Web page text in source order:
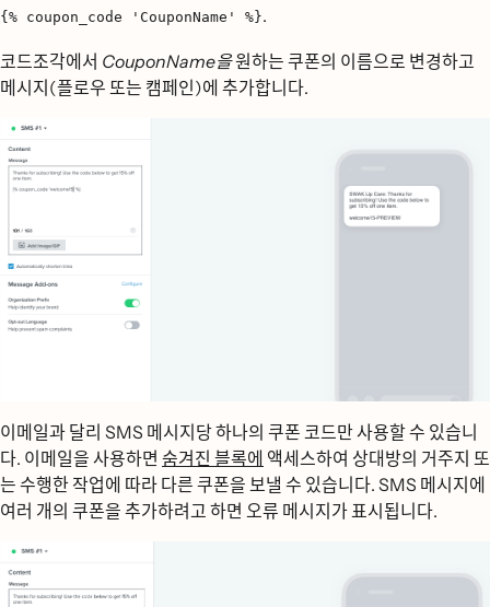
{% coupon_code 'CouponName' %}.
코드조각에서 CouponName을원하는 쿠폰의 이름으로 변경하고
메시지(플로우 또는 캠페인)에 추가합니다.
이메일과 달리 SMS 메시지당 하나의 쿠폰 코드만 사용할 수 있습니
다. 이메일을 사용하면 숨겨진 블록에 액세스하여 상대방의 거주지 또
는 수행한 작업에 따라 다른 쿠폰을 보낼 수 있습니다. SMS 메시지에
여러 개의 쿠폰을 추가하려고 하면 오류 메시지가 표시됩니다.